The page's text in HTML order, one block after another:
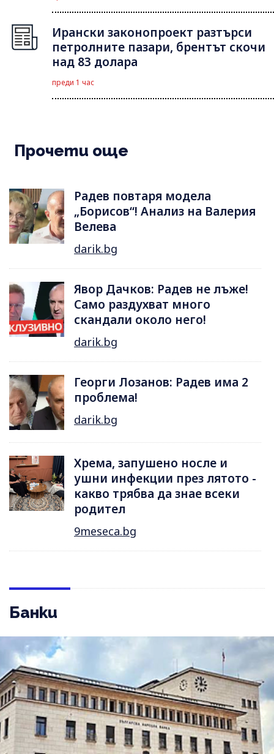
Ирански законопроект разтърси
петролните пазари, брентът скочи
над 83 долара
преди 1 час
Прочети още
Радев повтаря модела
„Борисов“! Анализ на Валерия
Велева
darik.bg
Явор Дачков: Радев не лъже!
Само раздухват много
скандали около него!
darik.bg
Георги Лозанов: Радев има 2
проблема!
darik.bg
Хрема, запушено носле и
ушни инфекции през лятотo -
какво трябва да знае всеки
родител
9meseca.bg
Банки